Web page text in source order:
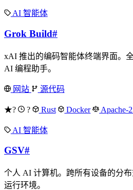
AI 智能体
Grok Build#
xAI 推出的编码智能体终端界面。
AI 编程助手。
网站 源代码
★? ? Rust Docker Apache-
AI 智能体
GSV#
个人 AI 计算机。跨所有设备的分
运行环境。